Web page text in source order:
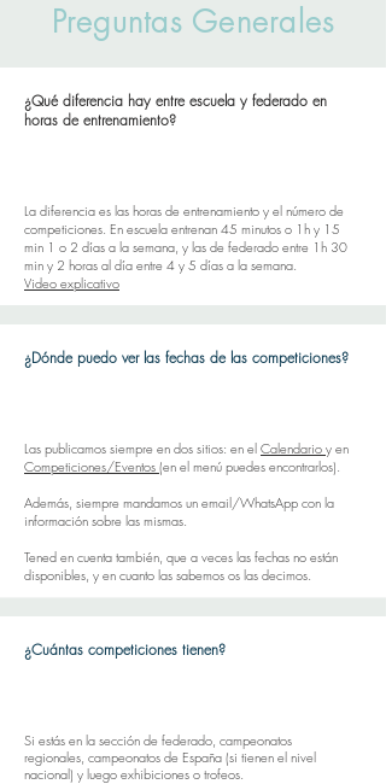
Preguntas Generales
¿Qué diferencia hay entre escuela y federado en
horas de entrenamiento?
La diferencia es las horas de entrenamiento y el número de
competiciones. En escuela entrenan 45 minutos o 1h y 15
min 1 o 2 días a la semana, y las de federado entre 1h 30
min y 2 horas al día entre 4 y 5 días a la semana.
​Video explicativo
¿Dónde puedo ver las fechas de las competiciones?
Las publicamos siempre en dos sitios: en el Calendario y en
Competiciones/Eventos (en el menú puedes encontrarlos).
Además, siempre mandamos un email/WhatsApp con la
información sobre las mismas.
Tened en cuenta también, que a veces las fechas no están
disponibles, y en cuanto las sabemos os las decimos.
¿Cuántas competiciones tienen?
Si estás en la sección de federado, campeonatos
regionales, campeonatos de España (si tienen el nivel
nacional) y luego exhibiciones o trofeos.